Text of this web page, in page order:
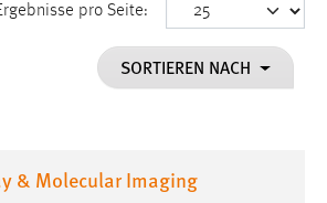
pro Seite:
SORTIEREN NACH
& Molecular Imaging
speichert die ausgewählten Einverständnis-